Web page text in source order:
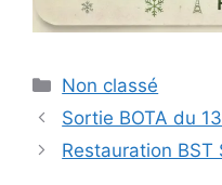
Catégories
Non classé
Sortie BOTA du
Restauration BST